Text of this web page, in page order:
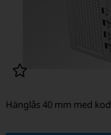
Hänglås 40 mm med kod